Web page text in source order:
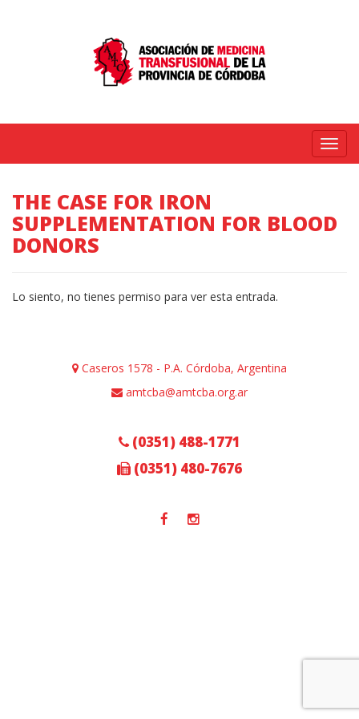
Menú
THE CASE FOR IRON
SUPPLEMENTATION FOR BLOOD
DONORS
Lo siento, no tienes permiso para ver esta entrada.
Caseros 1578 - P.A. Córdoba, Argentina
amtcba@amtcba.org.ar
(0351) 488-1771
(0351) 480-7676